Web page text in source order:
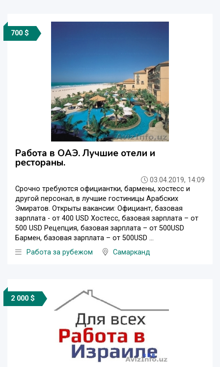
700 $
Работа в ОАЭ. Лучшие отели и
рестораны.
03.04.2019, 14:09
Срочно требуются официантки, бармены, хостесс и
другой персонал, в лучшие гостиницы Арабских
Эмиратов. Открыты вакансии: Официант, базовая
зарплата - от 400 USD Хостесс, базовая зарплата – от
500 USD Рецепция, базовая зарплата – от 500USD
Бармен, базовая зарплата – от 500USD ...
Работа за рубежом
Самарканд
2 000 $